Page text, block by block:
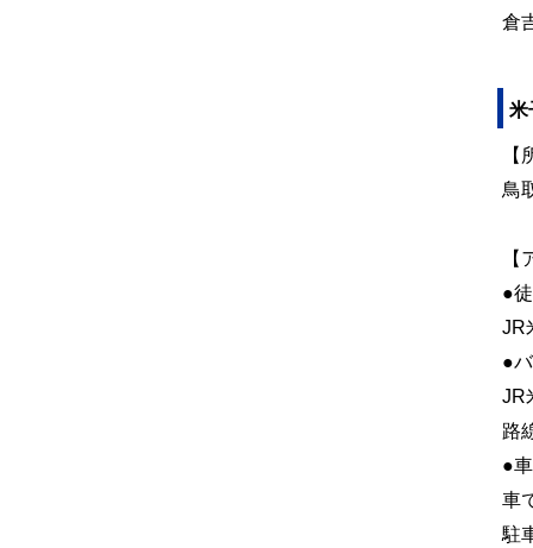
倉
米
【
鳥
【
●
JR
●
JR
路
●車
車
駐